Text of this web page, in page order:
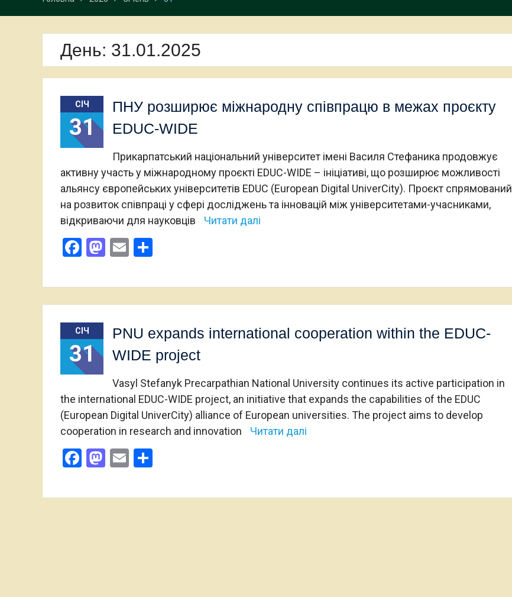
День: 31.01.2025
СІЧ
31
ПНУ розширює міжнародну співпрацю в межах проєкту
EDUC-WIDE
Прикарпатський національний університет імені Василя Стефаника продовжує
активну участь у міжнародному проєкті EDUC-WIDE – ініціативі, що розширює можливості
альянсу європейських університетів EDUC (European Digital UniverCity). Проєкт спрямований
на розвиток співпраці у сфері досліджень та інновацій між університетами-учасниками,
відкриваючи для науковців
Читати далі
Facebook
Mastodon
Email
СІЧ
31
PNU expands international cooperation within the EDUC-
WIDE project
Vasyl Stefanyk Precarpathian National University continues its active participation in
the international EDUC-WIDE project, an initiative that expands the capabilities of the EDUC
(European Digital UniverCity) alliance of European universities. The project aims to develop
cooperation in research and innovation
Читати далі
Facebook
Mastodon
Email